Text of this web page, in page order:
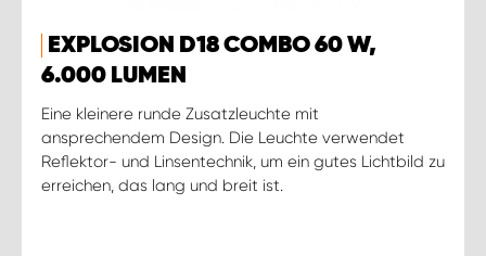
EXPLOSION D18 COMBO 60 W,
6.000 LUMEN
Eine kleinere runde Zusatzleuchte mit
ansprechendem Design. Die Leuchte verwendet
Reflektor- und Linsentechnik, um ein gutes Lichtbild zu
erreichen, das lang und breit ist.